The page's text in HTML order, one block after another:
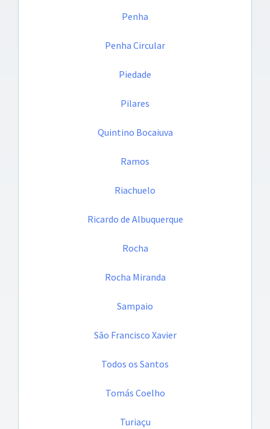
Penha
Penha Circular
Piedade
Pilares
Quintino Bocaiuva
Ramos
Riachuelo
Ricardo de Albuquerque
Rocha
Rocha Miranda
Sampaio
São Francisco Xavier
Todos os Santos
Tomás Coelho
Turiaçu